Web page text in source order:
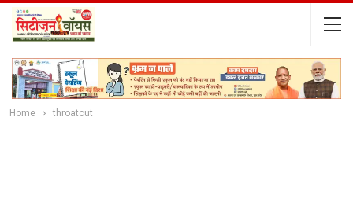
Home throatcut